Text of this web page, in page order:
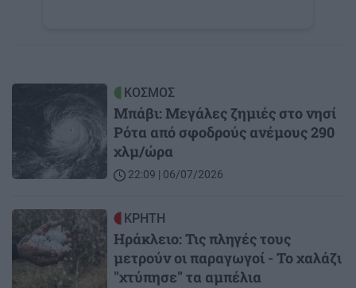
ΚΟΣΜΟΣ
Μπάβι: Μεγάλες ζημιές στο νησί
Ρότα από σφοδρούς ανέμους 290
χλμ/ώρα
22:09 | 06/07/2026
ΚΡΗΤΗ
Ηράκλειο: Τις πληγές τους
μετρούν οι παραγωγοί - Το χαλάζι
''χτύπησε'' τα αμπέλια